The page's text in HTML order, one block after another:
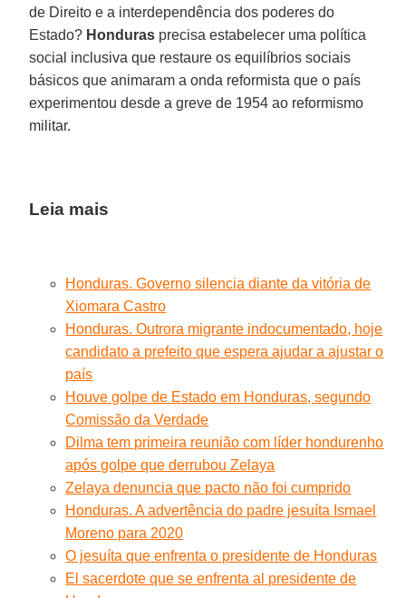
de Direito e a interdependência dos poderes do
Estado? Honduras precisa estabelecer uma política
social inclusiva que restaure os equilíbrios sociais
básicos que animaram a onda reformista que o país
experimentou desde a greve de 1954 ao reformismo
militar.
Leia mais
Honduras. Governo silencia diante da vitória de
Xiomara Castro
Honduras. Outrora migrante indocumentado, hoje
candidato a prefeito que espera ajudar a ajustar o
país
Houve golpe de Estado em Honduras, segundo
Comissão da Verdade
Dilma tem primeira reunião com líder hondurenho
após golpe que derrubou Zelaya
Zelaya denuncia que pacto não foi cumprido
Honduras. A advertência do padre jesuíta Ismael
Moreno para 2020
O jesuíta que enfrenta o presidente de Honduras
El sacerdote que se enfrenta al presidente de